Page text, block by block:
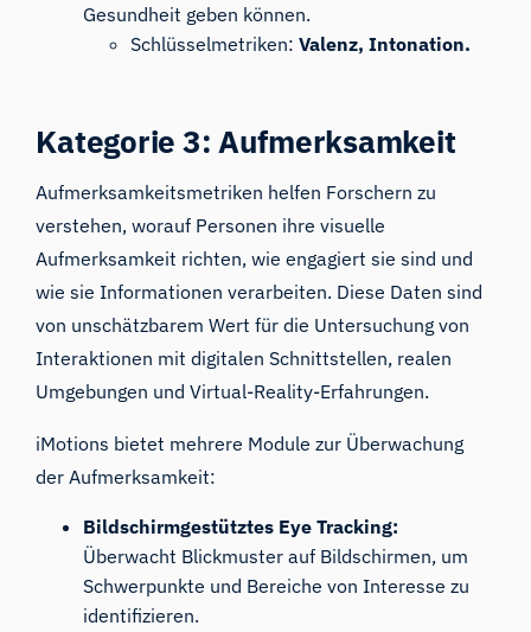
Gesundheit geben können.
Schlüsselmetriken:Valenz, Intonation.
Kategorie 3: Aufmerksamkeit
Aufmerksamkeitsmetriken helfen Forschern zu
verstehen, worauf Personen ihre visuelle
Aufmerksamkeit richten, wie engagiert sie sind und
wie sie Informationen verarbeiten. Diese Daten sind
von unschätzbarem Wert für die Untersuchung von
Interaktionen mit digitalen Schnittstellen, realen
Umgebungen und Virtual-Reality-Erfahrungen.
iMotions bietet mehrere Module zur Überwachung
der Aufmerksamkeit:
Bildschirmgestütztes Eye Tracking:
Überwacht Blickmuster auf Bildschirmen, um
Schwerpunkte und Bereiche von Interesse zu
identifizieren.